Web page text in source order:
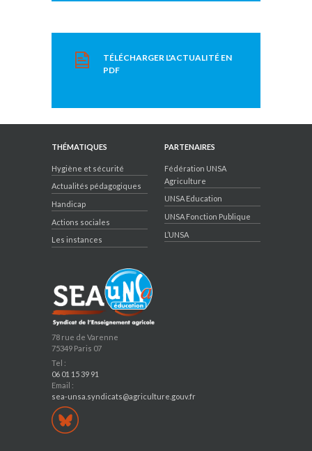
TÉLÉCHARGER L'ACTUALITÉ EN
PDF
78 rue de Varenne
75349 Paris 07
Tel :
06 01 15 39 91
Email :
sea-unsa.syndicats@agriculture.gouv.fr
THÉMATIQUES
Hygiène et sécurité
Actualités pédagogiques
Handicap
Actions sociales
Les instances
PARTENAIRES
Fédération UNSA
Agriculture
UNSA Education
UNSA Fonction Publique
L’UNSA